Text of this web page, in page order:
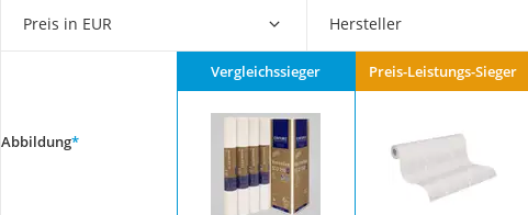
Winterharte Palmen
Gasdurchlauferhitzer
Service
Preis in EUR Hersteller
Abbildung*
Vergleichssieger Preis-Leistungs-Sieger